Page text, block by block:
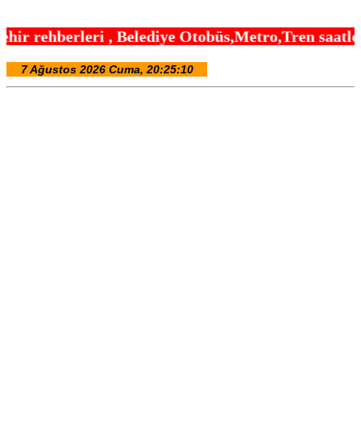
, Belediye Otobüs,Metro,Tren saatleri